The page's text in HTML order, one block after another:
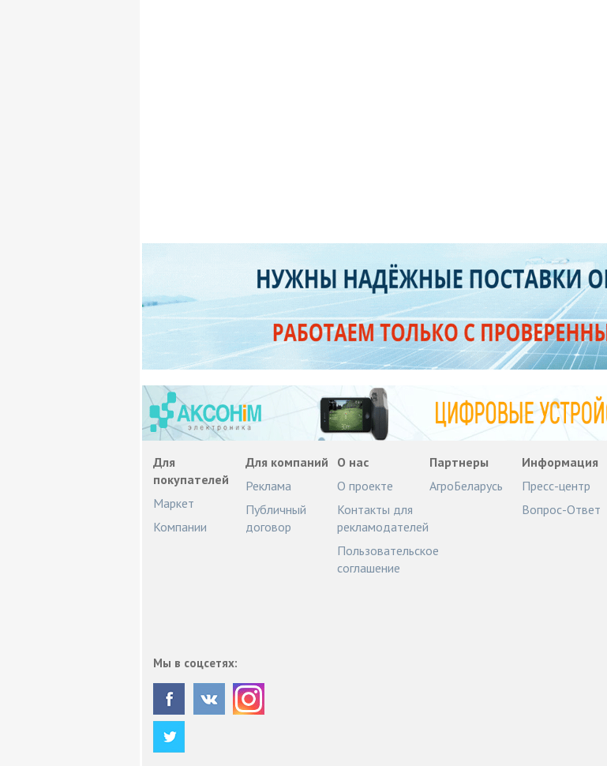
Для
покупателей
Маркет
Компании
Для компаний
Реклама
Публичный
договор
О нас
О проекте
Контакты для
рекламодателей
Пользовательское
соглашение
Партнеры
АгроБеларусь
Информация
Пресс-центр
Вопрос-Ответ
Мы в соцсетях: